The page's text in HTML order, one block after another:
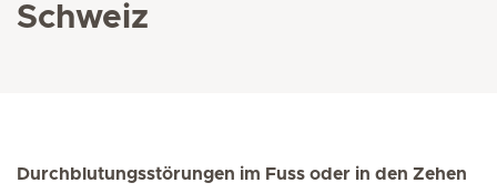
Schweiz
Durchblutungsstörungen im Fuss oder in den Zehen